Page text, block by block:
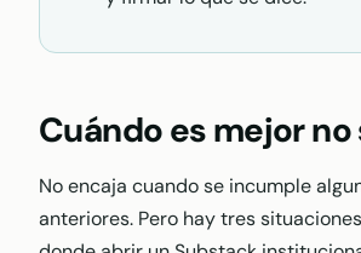
Cuándo es mejor
No encaja cuando se incumple
anteriores. Pero hay tres